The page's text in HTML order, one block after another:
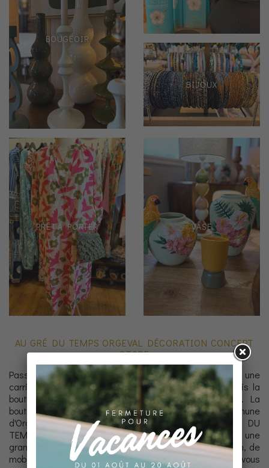
BOUGEOIR
BIJOUX
PRÊT A PORTER VASE
AU GRÉ DU TEMPS ORGEVAL DÉCORATION CONCEPT
STORE
Passionnée de décoration d'intérieur, de design, après une
carrière dans la Pub pendant plus de 20 ans, j'ai repris la
boutique Au Gré Du Temps depuis fin Octobre 2020. La
boutique est située dans les Yvelines dans la commune
d'Orgeval depuis plus de 12 ans. La boutique AU GRE DU
TEMPS est dédiée à l’univers de la maison à travers une
grande sélection pointue et variée d’objets du quotidien, de
mobiliers et de luminaires… Je serais heureuse de vous